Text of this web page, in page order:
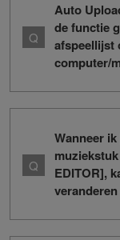
Auto
de functie
afspeellijst
computer/
Wanneer
EDITOR],